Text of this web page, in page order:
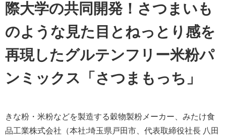
際大学の共同開発！さつまいも
のような見た目とねっとり感を
再現したグルテンフリー米粉パ
ンミックス「さつまもっち」
きな粉・米粉などを製造する穀物製粉メーカー、みたけ食
品工業株式会社（本社:埼玉県戸田市、代表取締役社長 八田